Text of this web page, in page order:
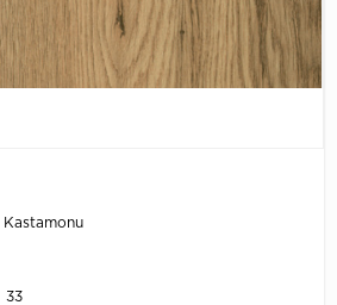
Бельгия
Германия
Франция
Kastamonu
33